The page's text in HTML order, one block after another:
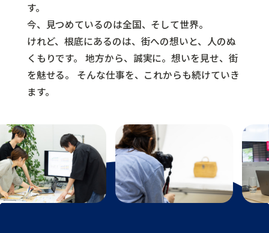
す。
今、見つめているのは全国、そして世界。
けれど、根底にあるのは、街への想いと、人のぬ
くもりです。
地方から、誠実に。想いを見せ、街
を魅せる。
そんな仕事を、これからも続けていき
ます。